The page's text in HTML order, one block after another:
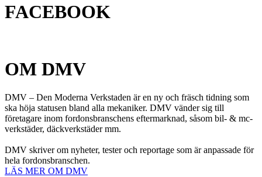
FACEBOOK
OM DMV
DMV – Den Moderna Verkstaden är en ny och fräsch tidning som
ska höja statusen bland alla mekaniker. DMV vänder sig till
företagare inom fordonsbranschens eftermarknad, såsom bil- & mc-
verkstäder, däckverkstäder mm.
DMV skriver om nyheter, tester och reportage som är anpassade för
hela fordonsbranschen.
LÄS MER OM DMV